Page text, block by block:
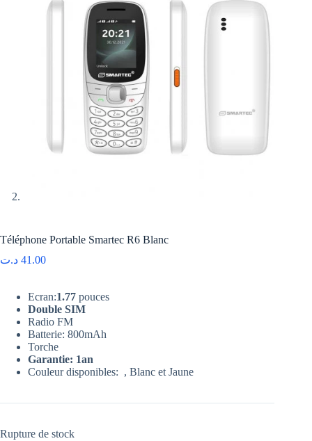
Téléphone Portable Smartec R6 Blanc
41.00 د.ت
Ecran:1.77 pouces
Double SIM
Radio FM
Batterie: 800mAh
Torche
Garantie: 1an
Couleur disponibles: , Blanc et Jaune
Rupture de stock